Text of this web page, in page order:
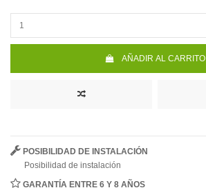
AÑADIR AL CARRITO
POSIBILIDAD DE INSTALACIÓN
Posibilidad de instalación
GARANTÍA ENTRE 6 Y 8 AÑOS